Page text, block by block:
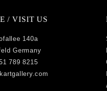
/ VISIT US
140a
Germany
789 8215